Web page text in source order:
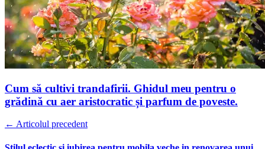
Cum să cultivi trandafirii. Ghidul meu pentru o
grădină cu aer aristocratic și parfum de poveste.
← Articolul precedent